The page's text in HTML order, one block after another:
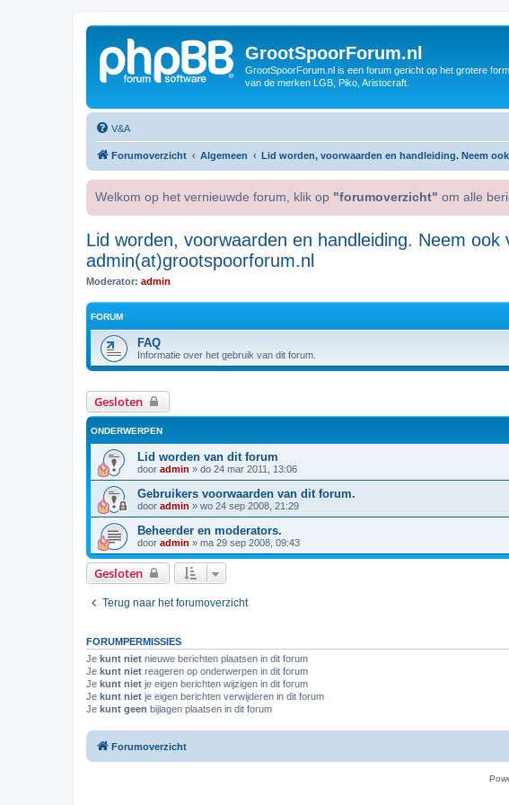
GrootSpoorForum.nl
GrootSpoorForum.nl is een forum gericht op het grotere
van de merken LGB, Piko, Aristocraft.
V&A
Forumoverzicht Algemeen Lid worden, voorwaarden en handleiding. Neem
Welkom op het vernieuwde forum, klik op "forumoverzicht" om alle
Lid worden, voorwaarden en handleiding. Neem
admin(at)grootspoorforum.nl
Moderator: admin
FORUM
FAQ
Informatie over het gebruik van dit forum.
Gesloten
ONDERWERPEN
Lid worden van dit forum
door admin » do 24 mar 2011, 13:06
Gebruikers voorwaarden van dit forum.
door admin » wo 24 sep 2008, 21:29
Beheerder en moderators.
door admin » ma 29 sep 2008, 09:43
Gesloten
Terug naar het forumoverzicht
FORUMPERMISSIES
Je kunt niet nieuwe berichten plaatsen in dit forum
Je kunt niet reageren op onderwerpen in dit forum
Je kunt niet je eigen berichten wijzigen in dit forum
Je kunt niet je eigen berichten verwijderen in dit forum
Je kunt geen bijlagen plaatsen in dit forum
Forumoverzicht